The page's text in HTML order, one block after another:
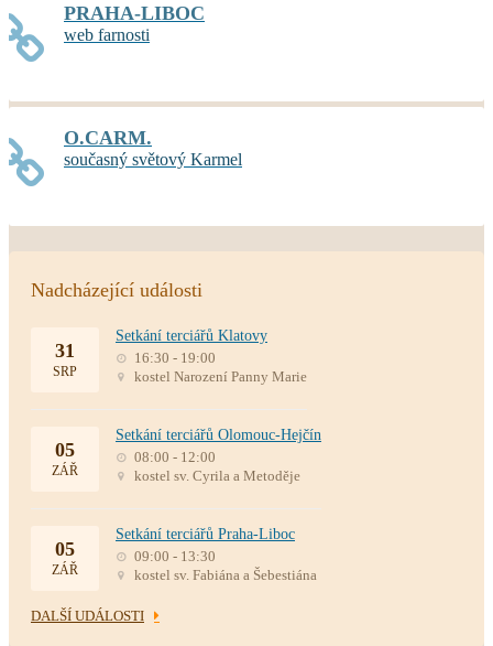
PRAHA-LIBOC
web farnosti
O.CARM.
současný světový Karmel
Nadcházející události
31
SRP
Setkání terciářů Klatovy
16:30 - 19:00
kostel Narození Panny Marie
05
ZÁŘ
Setkání terciářů Olomouc-Hejčín
08:00 - 12:00
kostel sv. Cyrila a Metoděje
05
ZÁŘ
Setkání terciářů Praha-Liboc
09:00 - 13:30
kostel sv. Fabiána a Šebestiána
DALŠÍ UDÁLOSTI